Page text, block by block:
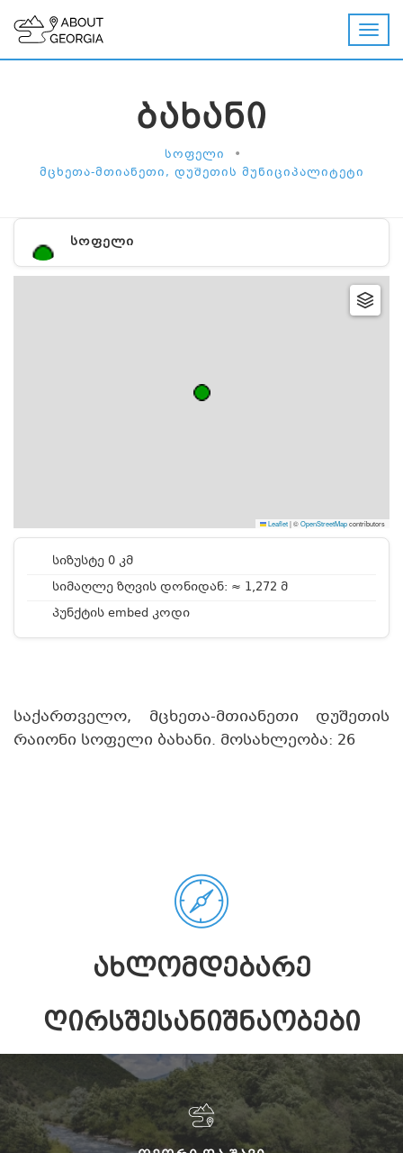
ᲑᲐᲮᲐᲜᲘ
ᲡᲝᲤᲔᲚᲘ •
ᲛᲪᲮᲔᲗᲐ-ᲛᲗᲘᲐᲜᲔᲗᲘ, ᲓᲣᲨᲔᲗᲘᲡ ᲛᲣᲜᲘᲪᲘᲞᲐᲚᲘᲢᲔᲢᲘ
ᲡᲝᲤᲔᲚᲘ
Leaflet|©OpenStreetMapcontributors
სიზუსტე 0 კმ
სიმაღლე ზღვის დონიდან: ≈ 1,272 მ
პუნქტის embed კოდი
საქართველო, მცხეთა-მთიანეთი დუშეთის
რაიონი სოფელი ბახანი. მოსახლეობა: 26
ᲐᲮᲚᲝᲛᲓᲔᲑᲐᲠᲔ
ᲦᲘᲠᲡᲨᲔᲡᲐᲜᲘᲨᲜᲐᲝᲑᲔᲑᲘ